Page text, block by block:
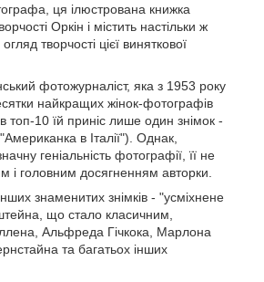
ця ілюстрована книжка
Оркін і містить настільки ж
творчості цієї виняткової
фотожурналіст, яка з 1953 року
найкращих жінок-фотографів
10 їй приніс лише один знімок -
в Італії"). Однак,
геніальність фотографії, її не
і головним досягненням авторки.
знаменитих знімків - "усміхнене
що стало класичним,
Альфреда Гічкока, Марлона
та багатьох інших